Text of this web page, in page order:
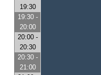
19:30
19:30 -
20:00
20:00 -
20:30
20:30 -
21:00